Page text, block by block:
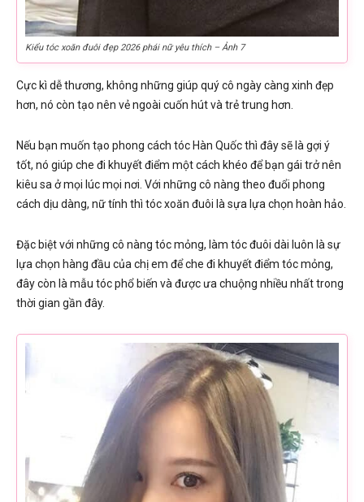
Kiểu tóc xoăn đuôi đẹp 2026 phái nữ yêu thích – Ảnh 7
Cực kì dễ thương, không những giúp quý cô ngày càng xinh đẹp
hơn, nó còn tạo nên vẻ ngoài cuốn hút và trẻ trung hơn.
Nếu bạn muốn tạo phong cách tóc Hàn Quốc thì đây sẽ là gợi ý
tốt, nó giúp che đi khuyết điểm một cách khéo để bạn gái trở nên
kiêu sa ở mọi lúc mọi nơi. Với những cô nàng theo đuổi phong
cách dịu dàng, nữ tính thì tóc xoăn đuôi là sựa lựa chọn hoàn hảo.
Đặc biệt với những cô nàng tóc mỏng, làm tóc đuôi dài luôn là sự
lựa chọn hàng đầu của chị em để che đi khuyết điểm tóc mỏng,
đây còn là mẫu tóc phổ biến và được ưa chuộng nhiều nhất trong
thời gian gần đây.